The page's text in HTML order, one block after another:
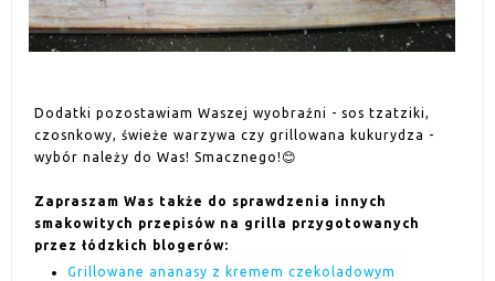
Dodatki pozostawiam Waszej wyobraźni - sos tzatziki,
czosnkowy, świeże warzywa czy grillowana kukurydza -
wybór należy do Was! Smacznego!😊
Zapraszam Was także do sprawdzenia innych
smakowitych przepisów na grilla przygotowanych
przez łódzkich blogerów:
Grillowane ananasy z kremem czekoladowym